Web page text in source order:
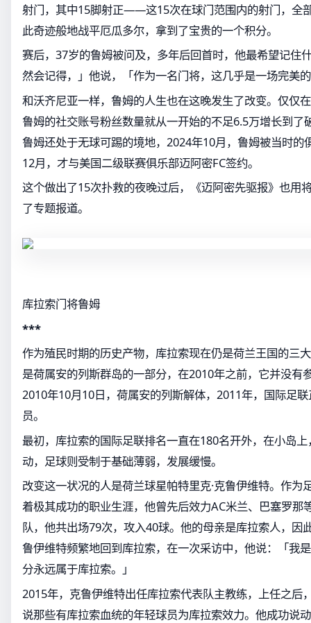
射门，其中15脚射正——这15次在球门范围内的射门，全
此奇迹般地战平厄瓜多尔，拿到了宝贵的一个积分。
赛后，37岁的鲁姆被问及，多年后回首时，他最希望记住
然会记得，」他说，「作为一名门将，这几乎是一场完美
和沃齐尼亚一样，鲁姆的人生也在这晚发生了改变。仅仅
鲁姆的社交账号粉丝数量就从一开始的不足6.5万增长到
鲁姆还处于无球可踢的境地，2024年10月，鲁姆被当时的
12月，才与美国二级联赛俱乐部迈阿密FC签约。
这个做出了15次扑救的夜晚过后，《迈阿密先驱报》也用
了专题报道。
库拉索门将鲁姆
***
作为殖民时期的历史产物，库拉索现在仍是荷兰王国的三
是荷属安的列斯群岛的一部分，在2010年之前，它并没有
2010年10月10日，荷属安的列斯解体，2011年，国际足
员。
最初，库拉索的国际足联排名一直在180名开外，在小岛
动，足球则受制于基础薄弱，发展缓慢。
改变这一状况的人是荷兰球星帕特里克·克鲁伊维特。作为
着极其成功的职业生涯，他曾先后效力AC米兰、巴塞罗那
队，他共出场79次，攻入40球。他的母亲是库拉索人，因
鲁伊维特频繁地回到库拉索，在一次采访中，他说：「我
分永远属于库拉索。」
2015年，克鲁伊维特出任库拉索代表队主教练，上任之后
说那些有库拉索血统的年轻球员为库拉索效力。他成功说